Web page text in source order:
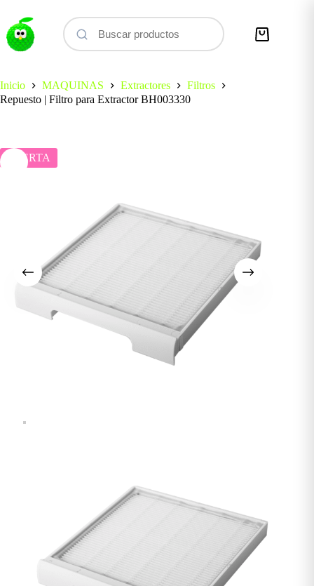
contenido
Carro
Inicio
MAQUINAS Extractores
Filtros
Repuesto | Filtro para Extractor BH003330
OFERTA